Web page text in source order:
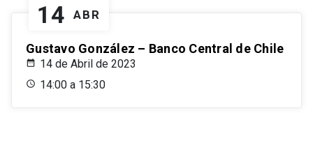
14 ABR
Gustavo González – Banco Central de Chile
14 de Abril de 2023
14:00 a 15:30